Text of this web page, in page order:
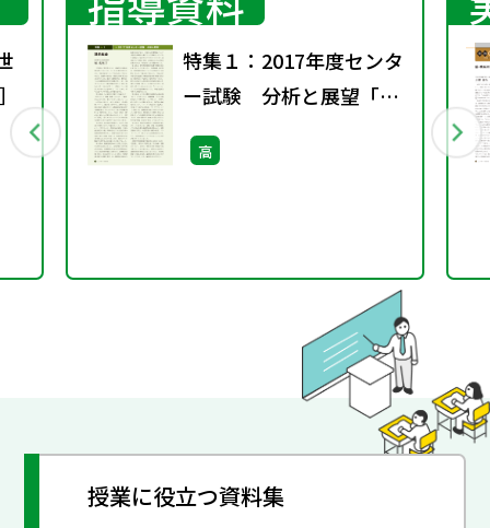
特集１：2017年度センタ
ー試験 分析と展望「現
代社会」
高
授業に役立つ資料集